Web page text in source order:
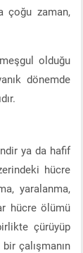
çoğu zaman,
olduğu
dönemde
ya da hafif
hücre
yaralanma,
hücre ölümü
çürüyüp
çalışmanın